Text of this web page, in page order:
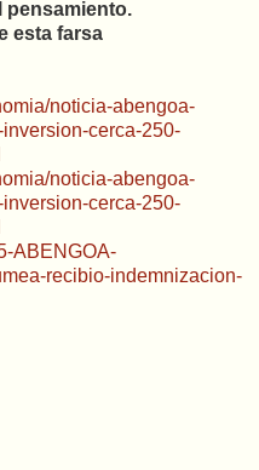
pensamiento.
esta farsa
noticia-abengoa-
cerca-250-
noticia-abengoa-
cerca-250-
ABENGOA-
recibio-indemnizacion-